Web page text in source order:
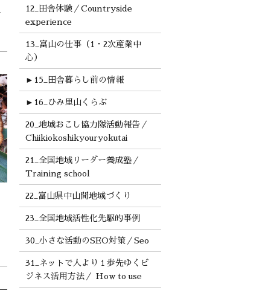
12_田舎体験／Countryside
experience
13_富山の仕事（1・2次産業中
心）
► 15_田舎暮らし前の情報
► 16_ひみ里山くらぶ
20_地域おこし協力隊活動報告／
Chiikiokoshikyouryokutai
21_全国地域リーダー養成塾／
Training school
22_富山県中山間地域づくり
23_全国地域活性化先駆的事例
30_小さな活動のSEO対策／Seo
31_ネットで人より１歩先ゆくビ
ジネス活用方法／ How to use